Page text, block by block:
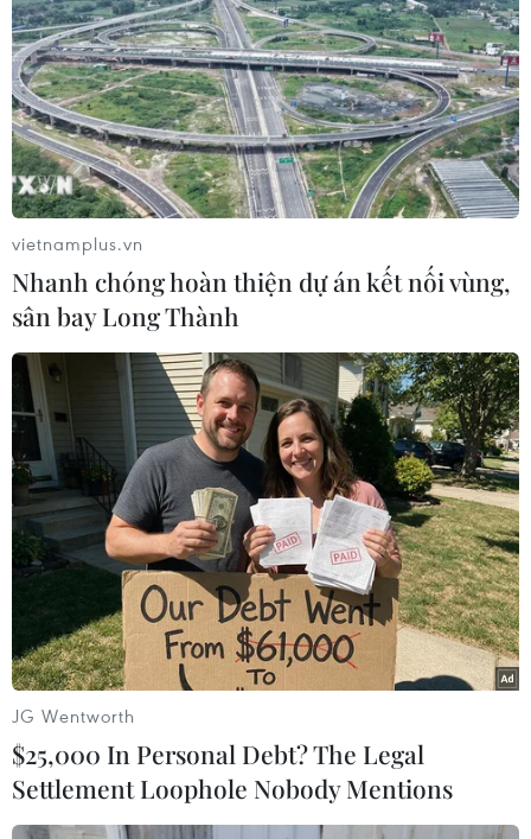
#Thuốc chữa ung thư #Bệnh viện K
#Nhân viên y tế
#Viện Chiến lược và Chính sách y tế
#Nằm ghép bệnh nhân
#Giảm tải bệnh viện
#Quát mắng bệnh nhân
Theo dõi VietnamPlus
TIN LIÊN QUAN
vietnamplus.vn
Nhanh chóng hoàn thiện dự án kết nối vùng,
sân bay Long Thành
JG Wentworth
$25,000 In Personal Debt? The Legal
Settlement Loophole Nobody Mentions